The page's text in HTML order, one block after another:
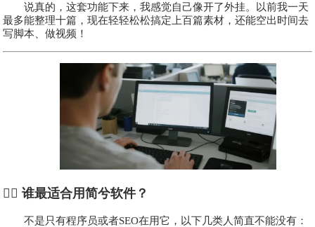
说真的，这套功能下来，我感觉自己像开了外挂。以前我一天
最多能整理十篇，现在轻轻松松搞定上百篇素材，还能空出时间去
写脚本、做视频！
🧍‍♀️ 谁最适合用简兮软件？
不是只有程序员或者SEO在用它，以下几类人简直不能没有：